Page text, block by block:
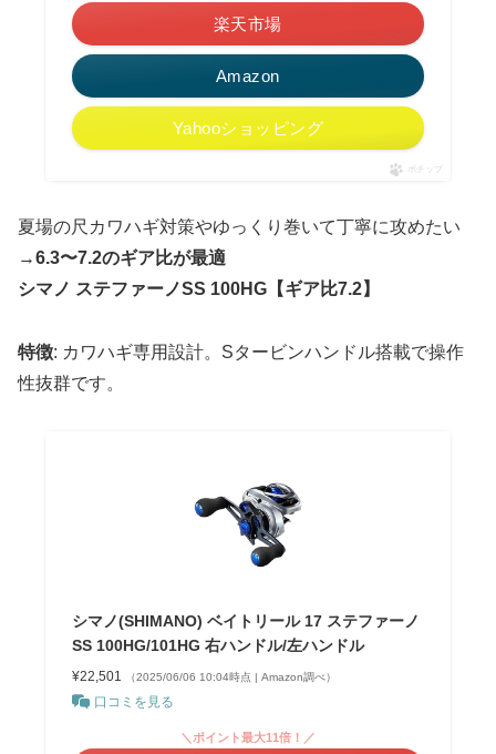
Amazon
楽天市場
Yahooショッピング
ポチップ
夏場の尺カワハギ対策やゆっくり巻いて丁寧に攻めたい
→6.3〜7.2のギア比が最適
シマノ ステファーノSS 100HG【ギア比7.2】
特徴: カワハギ専用設計。Sタービンハンドル搭載で操作
性抜群です。
シマノ(SHIMANO) ベイトリール 17 ステファーノ
SS 100HG/101HG 右ハンドル/左ハンドル
¥22,501 （2025/06/06 10:04時点 | Amazon調べ）
口コミを見る
＼ポイント最大11倍！／